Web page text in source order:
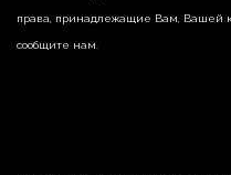
права, принадлежащие Вам, Вашей
сообщите нам.